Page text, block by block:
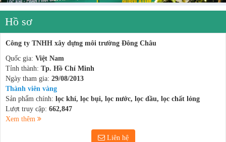
Hồ sơ
Công ty TNHH xây dựng môi trường Đông Châu
Quốc gia: Việt Nam
Tỉnh thành: Tp. Hồ Chí Minh
Ngày tham gia: 29/08/2013
Thành viên vàng
Sản phẩm chính: lọc khí, lọc bụi, lọc nước, lọc dầu, lọc chất lỏng
Lượt truy cập: 662,847
Xem thêm
Liên hệ